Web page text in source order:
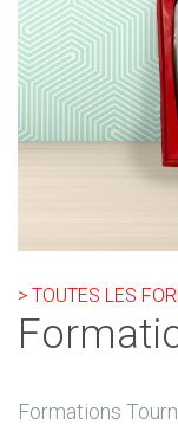
> TOUTES LES
Formations